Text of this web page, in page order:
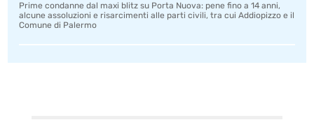
Prime condanne dal maxi blitz su Porta Nuova: pene fino a 14 anni,
alcune assoluzioni e risarcimenti alle parti civili, tra cui Addiopizzo e il
Comune di Palermo